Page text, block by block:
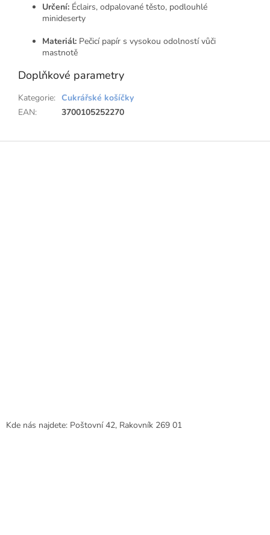
Určení: Éclairs, odpalované těsto, podlouhlé
minideserty
Materiál: Pečicí papír s vysokou odolností vůči
mastnotě
Doplňkové parametry
Kategorie: Cukrářské košíčky
EAN: 3700105252270
Z
Kde nás najdete: Poštovní 42, Rakovník 269 01